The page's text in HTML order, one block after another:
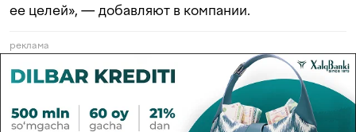
ее целей», — добавляют в компании.
реклама